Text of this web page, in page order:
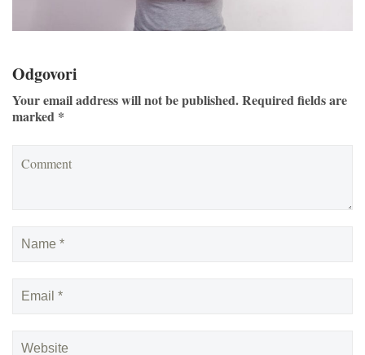
Odgovori
Your email address will not be published. Required fields are
marked *